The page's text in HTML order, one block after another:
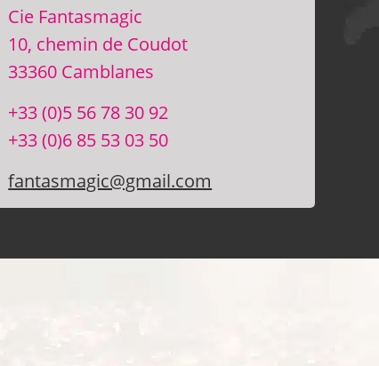
Cie Fantasmagic
10, chemin de Coudot
33360 Camblanes
+33 (0)5 56 78 30 92
+33 (0)6 85 53 03 50
fantasmagic@gmail.com